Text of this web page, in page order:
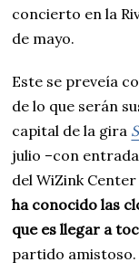
concierto en la
de mayo.
Este se preveía
de lo que serán
capital de la gira
julio –con
del WiZink
ha conocido las
que es llegar a
partido